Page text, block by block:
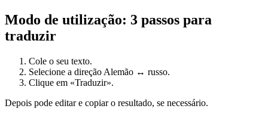
Modo de utilização: 3 passos para
traduzir
Cole o seu texto.
Selecione a direção Alemão ↔ russo.
Clique em «Traduzir».
Depois pode editar e copiar o resultado, se necessário.